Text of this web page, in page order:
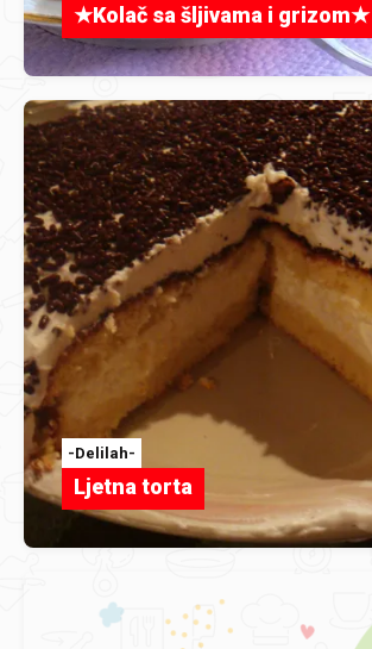
★Kolač sa šljivama i grizom★
-Delilah-
Ljetna torta